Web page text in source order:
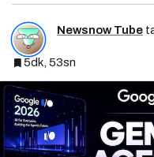
Newsnow Tube
5dk, 53sn